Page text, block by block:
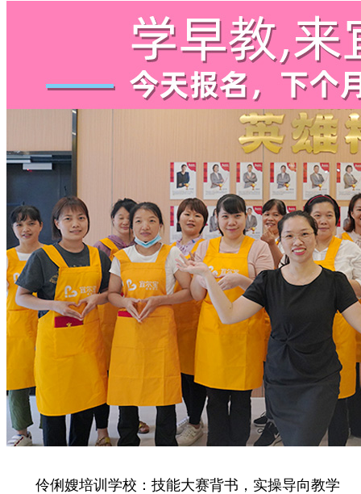
伶俐嫂培训学校：技能大赛背书，实操导向教学